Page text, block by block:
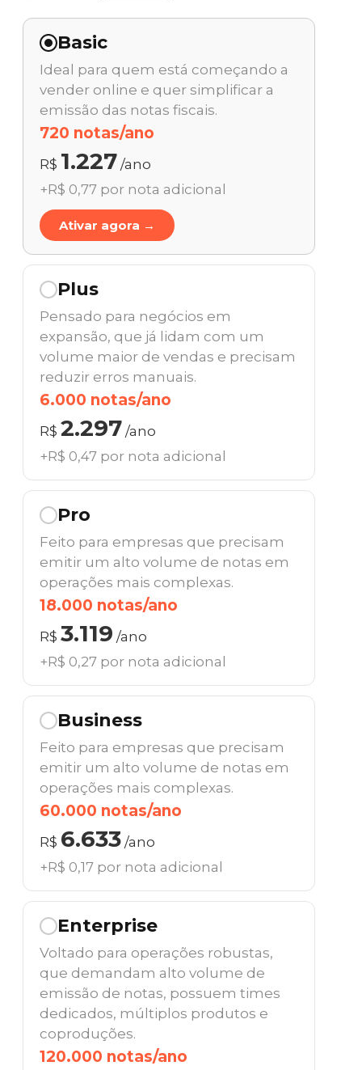
Basic
Ideal para quem está começando a
vender online e quer simplificar a
emissão das notas fiscais.
720 notas/ano
R$ 1.227 /ano
+R$ 0,77 por nota adicional
Ativar agora →
Plus
Pensado para negócios em
expansão, que já lidam com um
volume maior de vendas e precisam
reduzir erros manuais.
6.000 notas/ano
R$ 2.297 /ano
+R$ 0,47 por nota adicional
Pro
Feito para empresas que precisam
emitir um alto volume de notas em
operações mais complexas.
18.000 notas/ano
R$ 3.119 /ano
+R$ 0,27 por nota adicional
Business
Feito para empresas que precisam
emitir um alto volume de notas em
operações mais complexas.
60.000 notas/ano
R$ 6.633 /ano
+R$ 0,17 por nota adicional
Enterprise
Voltado para operações robustas,
que demandam alto volume de
emissão de notas, possuem times
dedicados, múltiplos produtos e
coproduções.
120.000 notas/ano